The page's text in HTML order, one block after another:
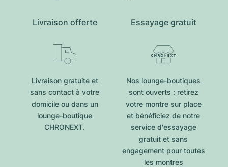
Livraison offerte
Livraison gratuite et
sans contact à votre
domicile ou dans un
lounge-boutique
CHRONEXT.
Essayage gratuit
Nos lounge-boutiques
sont ouverts : retirez
votre montre sur place
et bénéficiez de notre
service d'essayage
gratuit et sans
engagement pour toutes
les montres